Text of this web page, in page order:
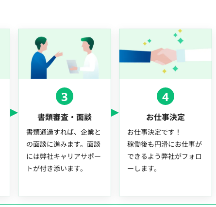
3
書類審査・面談
書類通過すれば、企業と
の面談に進みます。面談
には弊社キャリアサポー
トが付き添います。
4
お仕事決定
お仕事決定です！
稼働後も円滑にお仕事が
できるよう弊社がフォロ
ーします。